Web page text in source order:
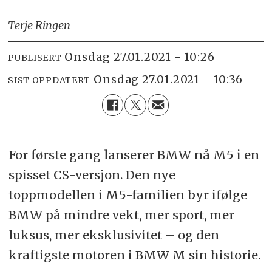
Terje Ringen
PUBLISERT onsdag 27.01.2021 - 10:26
SIST OPPDATERT onsdag 27.01.2021 - 10:36
For første gang lanserer BMW nå M5 i en
spisset CS-versjon. Den nye
toppmodellen i M5-familien byr ifølge
BMW på mindre vekt, mer sport, mer
luksus, mer eksklusivitet – og den
kraftigste motoren i BMW M sin historie.